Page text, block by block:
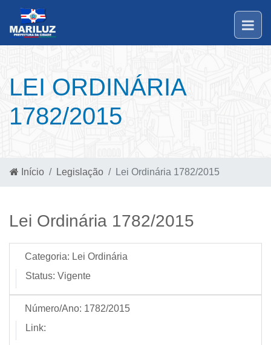
LEI ORDINÁRIA
1782/2015
Início Legislação Lei Ordinária 1782/2015
Lei Ordinária 1782/2015
Categoria: Lei Ordinária
Status: Vigente
Número/Ano: 1782/2015
Link: